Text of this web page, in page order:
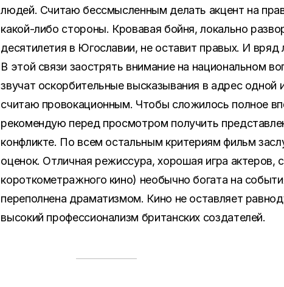
людей. Считаю бессмысленным делать акцент на
какой-либо стороны. Кровавая бойня, локально
десятилетия в Югославии, не оставит правых. И вряд
В этой связи заострять внимание на национальном
звучат оскорбительные высказывания в адрес одной
считаю провокационным. Чтобы сложилось полное
рекомендую перед просмотром получить
конфликте. По всем остальным критериям фильм
оценок. Отличная режиссура, хорошая игра актеров,
короткометражного кино) необычно богата на
переполнена драматизмом. Кино не оставляет
высокий профессионализм британских создателей.